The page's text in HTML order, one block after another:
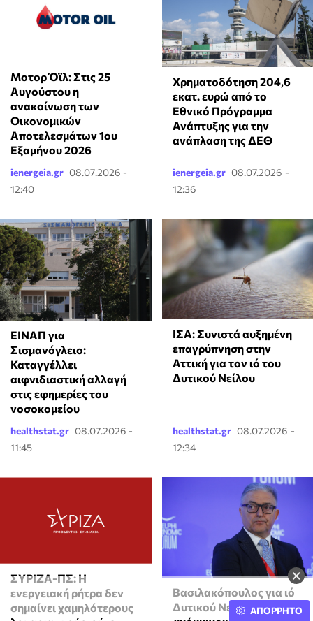
×
Μοτορ Όϊλ: Στις 25
Αυγούστου η
ανακοίνωση των
Οικονομικών
Αποτελεσμάτων 1ου
Εξαμήνου 2026
ienergeia.gr 08.07.2026 -
12:40
Χρηματοδότηση 204,6
εκατ. ευρώ από το
Εθνικό Πρόγραμμα
Ανάπτυξης για την
ανάπλαση της ΔΕΘ
ienergeia.gr 08.07.2026 -
12:36
ΕΙΝΑΠ για
Σισμανόγλειο:
Καταγγέλλει
αιφνιδιαστική αλλαγή
στις εφημερίες του
νοσοκομείου
healthstat.gr 08.07.2026 -
11:45
ΙΣΑ: Συνιστά αυξημένη
επαγρύπνηση στην
Αττική για τον ιό του
Δυτικού Νείλου
healthstat.gr 08.07.2026 -
12:34
ΣΥΡΙΖΑ-ΠΣ: Η
ενεργειακή ρήτρα δεν
σημαίνει χαμηλότερους
Βασιλακόπουλος για ιό
Δυτικού Νείλου: Στο
ΑΠΟΡΡΗΤΟ